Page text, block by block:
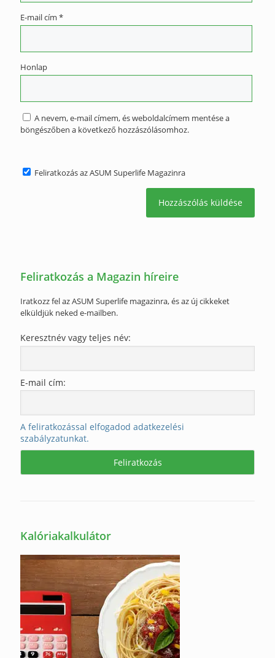
E-mail cím *
Honlap
A nevem, e-mail címem, és weboldalcímem mentése a
böngészőben a következő hozzászólásomhoz.
Feliratkozás az ASUM Superlife Magazinra
Feliratkozás a Magazin híreire
Iratkozz fel az ASUM Superlife magazinra, és az új cikkeket
elküldjük neked e-mailben.
Keresztnév vagy teljes név:
E-mail cím:
A feliratkozással elfogadod adatkezelési
szabályzatunkat.
Kalóriakalkulátor